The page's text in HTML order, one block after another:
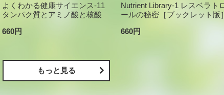
よくわかる健康サイエンス-11
タンパク質とアミノ酸と核酸
660円
Nutrient Library-1 レスベラト
ールの秘密［ブックレット版］
660円
もっと見る